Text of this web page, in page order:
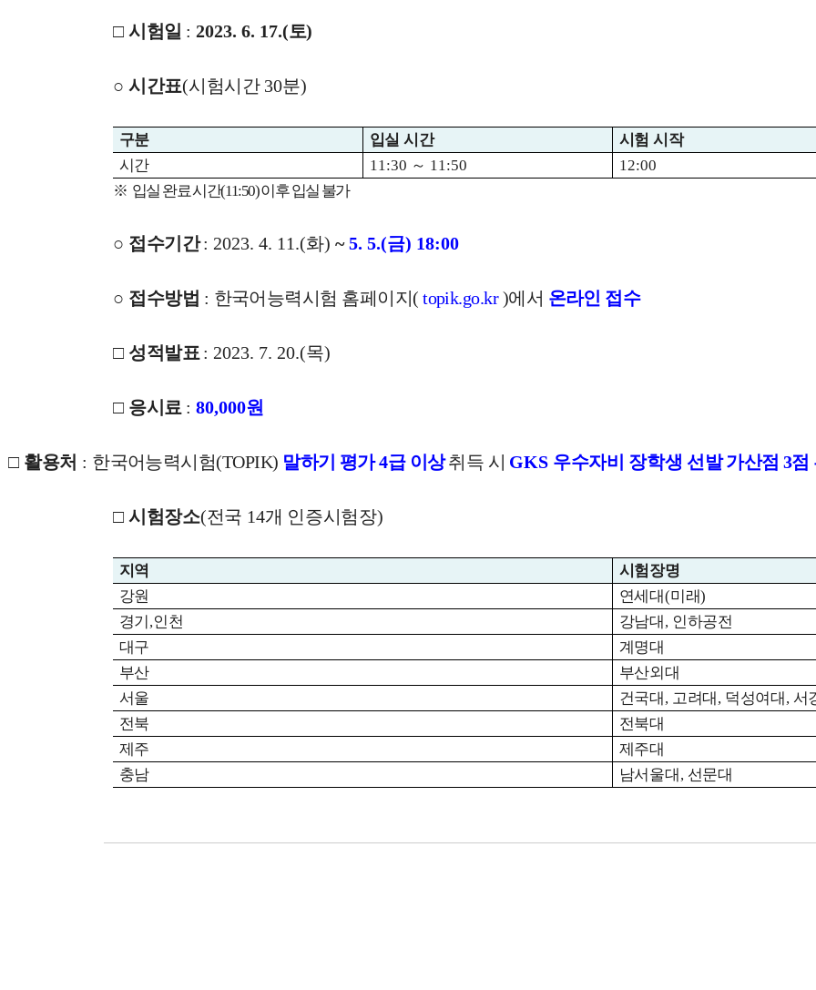
□ 시험일 : 2023. 6. 17.(토)
○ 시간표(시험시간 30분)
구분 입실 시간
시험 시작
시간
11:30 ～ 11:50
12:00
※ 입실 완료 시간(11:50)이후 입실 불가
○ 접수기간: 2023. 4. 11.(화)~5. 5.(금) 18:00
○ 접수방법 : 한국어능력시험 홈페이지 (topik.go.kr)에서 온라인 접수
□ 성적발표 : 2023. 7. 20.(목)
□ 응시료 : 80,000원
□ 활용처 : 한국어능력시험(TOPIK) 말하기 평가4급 이상취득 시 GKS 우수자비 장학생 선발 가산점 3점
□ 시험장소(전국 14개 인증시험장)
지역
시험장명
강원
연세대(미래)
경기 ,인천 강남대 , 인하공전
대구
계명대
부산
부산외대
서울
건국대 , 고려대 , 덕성여대 , 서
전북
전북대
제주
제주대
충남
남서울대 , 선문대